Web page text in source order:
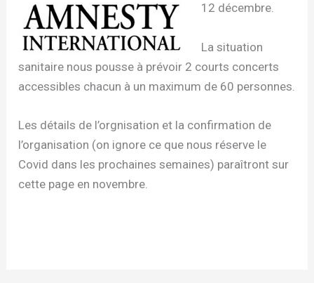
12 décembre.
La situation
sanitaire nous pousse à prévoir 2 courts concerts
accessibles chacun à un maximum de 60 personnes.
Les détails de l’orgnisation et la confirmation de
l’organisation (on ignore ce que nous réserve le
Covid dans les prochaines semaines) paraîtront sur
cette page en novembre.